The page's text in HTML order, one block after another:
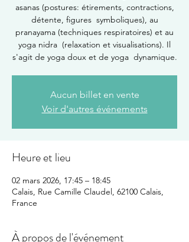
asanas (postures: étirements, contractions,
détente, figures symboliques), au
pranayama (techniques respiratoires) et au
yoga nidra (relaxation et visualisations). Il
s'agit de yoga doux et de yoga dynamique.
Aucun billet en vente
Voir d'autres événements
Heure et lieu
02 mars 2026, 17:45 – 18:45
Calais, Rue Camille Claudel, 62100 Calais,
France
À propos de l'événement